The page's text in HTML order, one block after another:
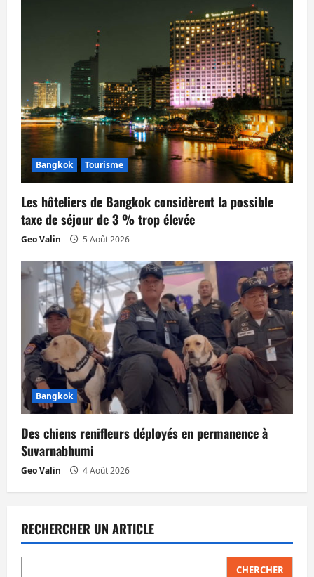
Bangkok Tourisme
Les hôteliers de Bangkok considèrent la possible
taxe de séjour de 3 % trop élevée
Geo Valin 5 Août 2026
Bangkok
Des chiens renifleurs déployés en permanence à
Suvarnabhumi
Geo Valin 4 Août 2026
RECHERCHER UN ARTICLE
CHERCHER